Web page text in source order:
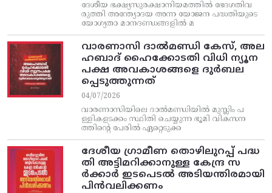
ദേശീയ ഭക്ഷ്യസുരക്ഷാനിയമത്തിൽ ഭേദഗതിവ
രുത്തി അന്ത്യോദയ അന്ന യോജന പദ്ധതിയുടെ
യോഗ്യതാ മാനദണ്ഡങ്ങളിൽ മ
വാരണാസി ദാൽമണ്ഡി കേസ്, അല
ഹബാദ് ഹൈക്കോടതി വിധി ന്യൂന
പക്ഷ അവകാശങ്ങളെ ദുർബല
പ്പെടുത്തുന്നത്
04/07/2026
വാരണാസിയിലെ ദാൽമണ്ഡിയിൽ മുസ്ലിം പ
ള്ളികളടക്കം സ്ഥിതി ചെയ്യുന്ന ഭൂമി വികസന
ത്തിന്റെ പേരിൽ ഏറ്റെടുക്ക
ദേശീയ ഗ്രാമീണ തൊഴിലുറപ്പ്‌ പദ്ധ
തി അട്ടിമറിക്കാനുള്ള കേന്ദ്ര സ
ര്‍ക്കാര്‍ ഇടപെടല്‍ അടിയന്തിരമായി
പിന്‍വലിക്കണം